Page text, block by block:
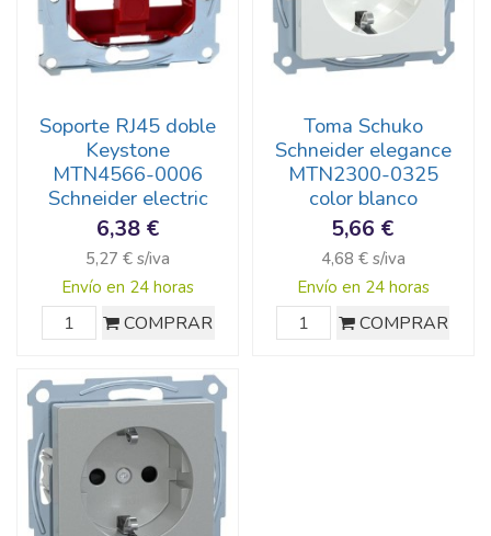
Soporte RJ45 doble
Keystone
MTN4566-0006
Schneider electric
6,38 €
5,27 € s/iva
Envío en 24 horas
COMPRAR
Toma Schuko
Schneider elegance
MTN2300-0325
color blanco
5,66 €
4,68 € s/iva
Envío en 24 horas
COMPRAR